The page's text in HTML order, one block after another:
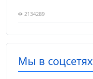
2134289
Мы в соцсетях